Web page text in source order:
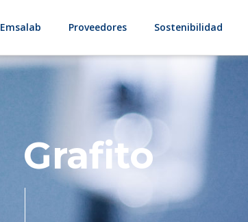
Emsalab Proveedores Sostenibilidad
Grafito